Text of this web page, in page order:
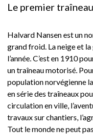
Le premier
Halvard Nansen est un
grand froid. La neige et
l’année. C’est en 1910
un traîneau motorisé.
population norvégienne
en série des traîneaux
circulation en ville,
travaux sur chantiers,
Tout le monde ne peut